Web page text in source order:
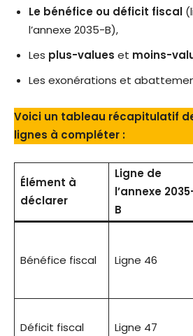
Le bénéfice ou déficit fiscal
l’annexe 2035-B),
Les plus-values et moins-
Les exonérations et
Voici un tableau récapitulatif
lignes à compléter :
Élément à
déclarer
Ligne de
l’annexe
B
Bénéfice fiscal Ligne 46
Déficit fiscal Ligne 47